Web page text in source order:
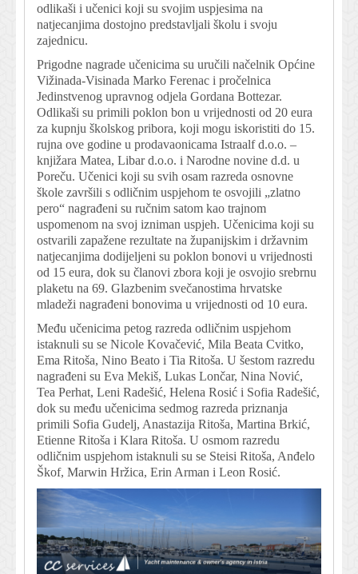
odlikaši i učenici koji su svojim uspjesima na
natjecanjima dostojno predstavljali školu i svoju
zajednicu.
Prigodne nagrade učenicima su uručili načelnik Općine
Vižinada-Visinada Marko Ferenac i pročelnica
Jedinstvenog upravnog odjela Gordana Bottezar.
Odlikaši su primili poklon bon u vrijednosti od 20 eura
za kupnju školskog pribora, koji mogu iskoristiti do 15.
rujna ove godine u prodavaonicama Istraalf d.o.o. –
knjižara Matea, Libar d.o.o. i Narodne novine d.d. u
Poreču. Učenici koji su svih osam razreda osnovne
škole završili s odličnim uspjehom te osvojili „zlatno
pero“ nagrađeni su ručnim satom kao trajnom
uspomenom na svoj izniman uspjeh. Učenicima koji su
ostvarili zapažene rezultate na županijskim i državnim
natjecanjima dodijeljeni su poklon bonovi u vrijednosti
od 15 eura, dok su članovi zbora koji je osvojio srebrnu
plaketu na 69. Glazbenim svečanostima hrvatske
mladeži nagrađeni bonovima u vrijednosti od 10 eura.
Među učenicima petog razreda odličnim uspjehom
istaknuli su se Nicole Kovačević, Mila Beata Cvitko,
Ema Ritoša, Nino Beato i Tia Ritoša. U šestom razredu
nagrađeni su Eva Mekiš, Lukas Lončar, Nina Nović,
Tea Perhat, Leni Radešić, Helena Rosić i Sofia Radešić,
dok su među učenicima sedmog razreda priznanja
primili Sofia Gudelj, Anastazija Ritoša, Martina Brkić,
Etienne Ritoša i Klara Ritoša. U osmom razredu
odličnim uspjehom istaknuli su se Steisi Ritoša, Anđelo
Škof, Marwin Hržica, Erin Arman i Leon Rosić.